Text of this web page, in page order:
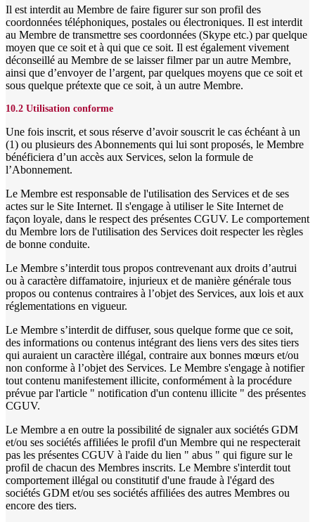
Il est interdit au Membre de faire figurer sur son profil des
coordonnées téléphoniques, postales ou électroniques. Il est interdit
au Membre de transmettre ses coordonnées (Skype etc.) par quelque
moyen que ce soit et à qui que ce soit. Il est également vivement
déconseillé au Membre de se laisser filmer par un autre Membre,
ainsi que d’envoyer de l’argent, par quelques moyens que ce soit et
sous quelque prétexte que ce soit, à un autre Membre.
10.2 Utilisation conforme
Une fois inscrit, et sous réserve d’avoir souscrit le cas échéant à un
(1) ou plusieurs des Abonnements qui lui sont proposés, le Membre
bénéficiera d’un accès aux Services, selon la formule de
l’Abonnement.
Le Membre est responsable de l'utilisation des Services et de ses
actes sur le Site Internet. Il s'engage à utiliser le Site Internet de
façon loyale, dans le respect des présentes CGUV. Le comportement
du Membre lors de l'utilisation des Services doit respecter les règles
de bonne conduite.
Le Membre s’interdit tous propos contrevenant aux droits d’autrui
ou à caractère diffamatoire, injurieux et de manière générale tous
propos ou contenus contraires à l’objet des Services, aux lois et aux
réglementations en vigueur.
Le Membre s’interdit de diffuser, sous quelque forme que ce soit,
des informations ou contenus intégrant des liens vers des sites tiers
qui auraient un caractère illégal, contraire aux bonnes mœurs et/ou
non conforme à l’objet des Services. Le Membre s'engage à notifier
tout contenu manifestement illicite, conformément à la procédure
prévue par l'article " notification d'un contenu illicite " des présentes
CGUV.
Le Membre a en outre la possibilité de signaler aux sociétés GDM
et/ou ses sociétés affiliées le profil d'un Membre qui ne respecterait
pas les présentes CGUV à l'aide du lien " abus " qui figure sur le
profil de chacun des Membres inscrits. Le Membre s'interdit tout
comportement illégal ou constitutif d'une fraude à l'égard des
sociétés GDM et/ou ses sociétés affiliées des autres Membres ou
encore des tiers.